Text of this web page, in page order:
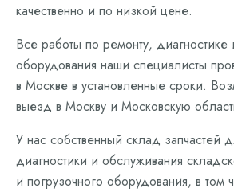
качественно и по низкой цене.
Все работы по ремонту,
оборудования наши специалисты
в Москве в установленные сроки.
выезд в Москву и Московскую
У нас собственный склад запчастей
диагностики и обслуживания
и погрузочного оборудования, в том